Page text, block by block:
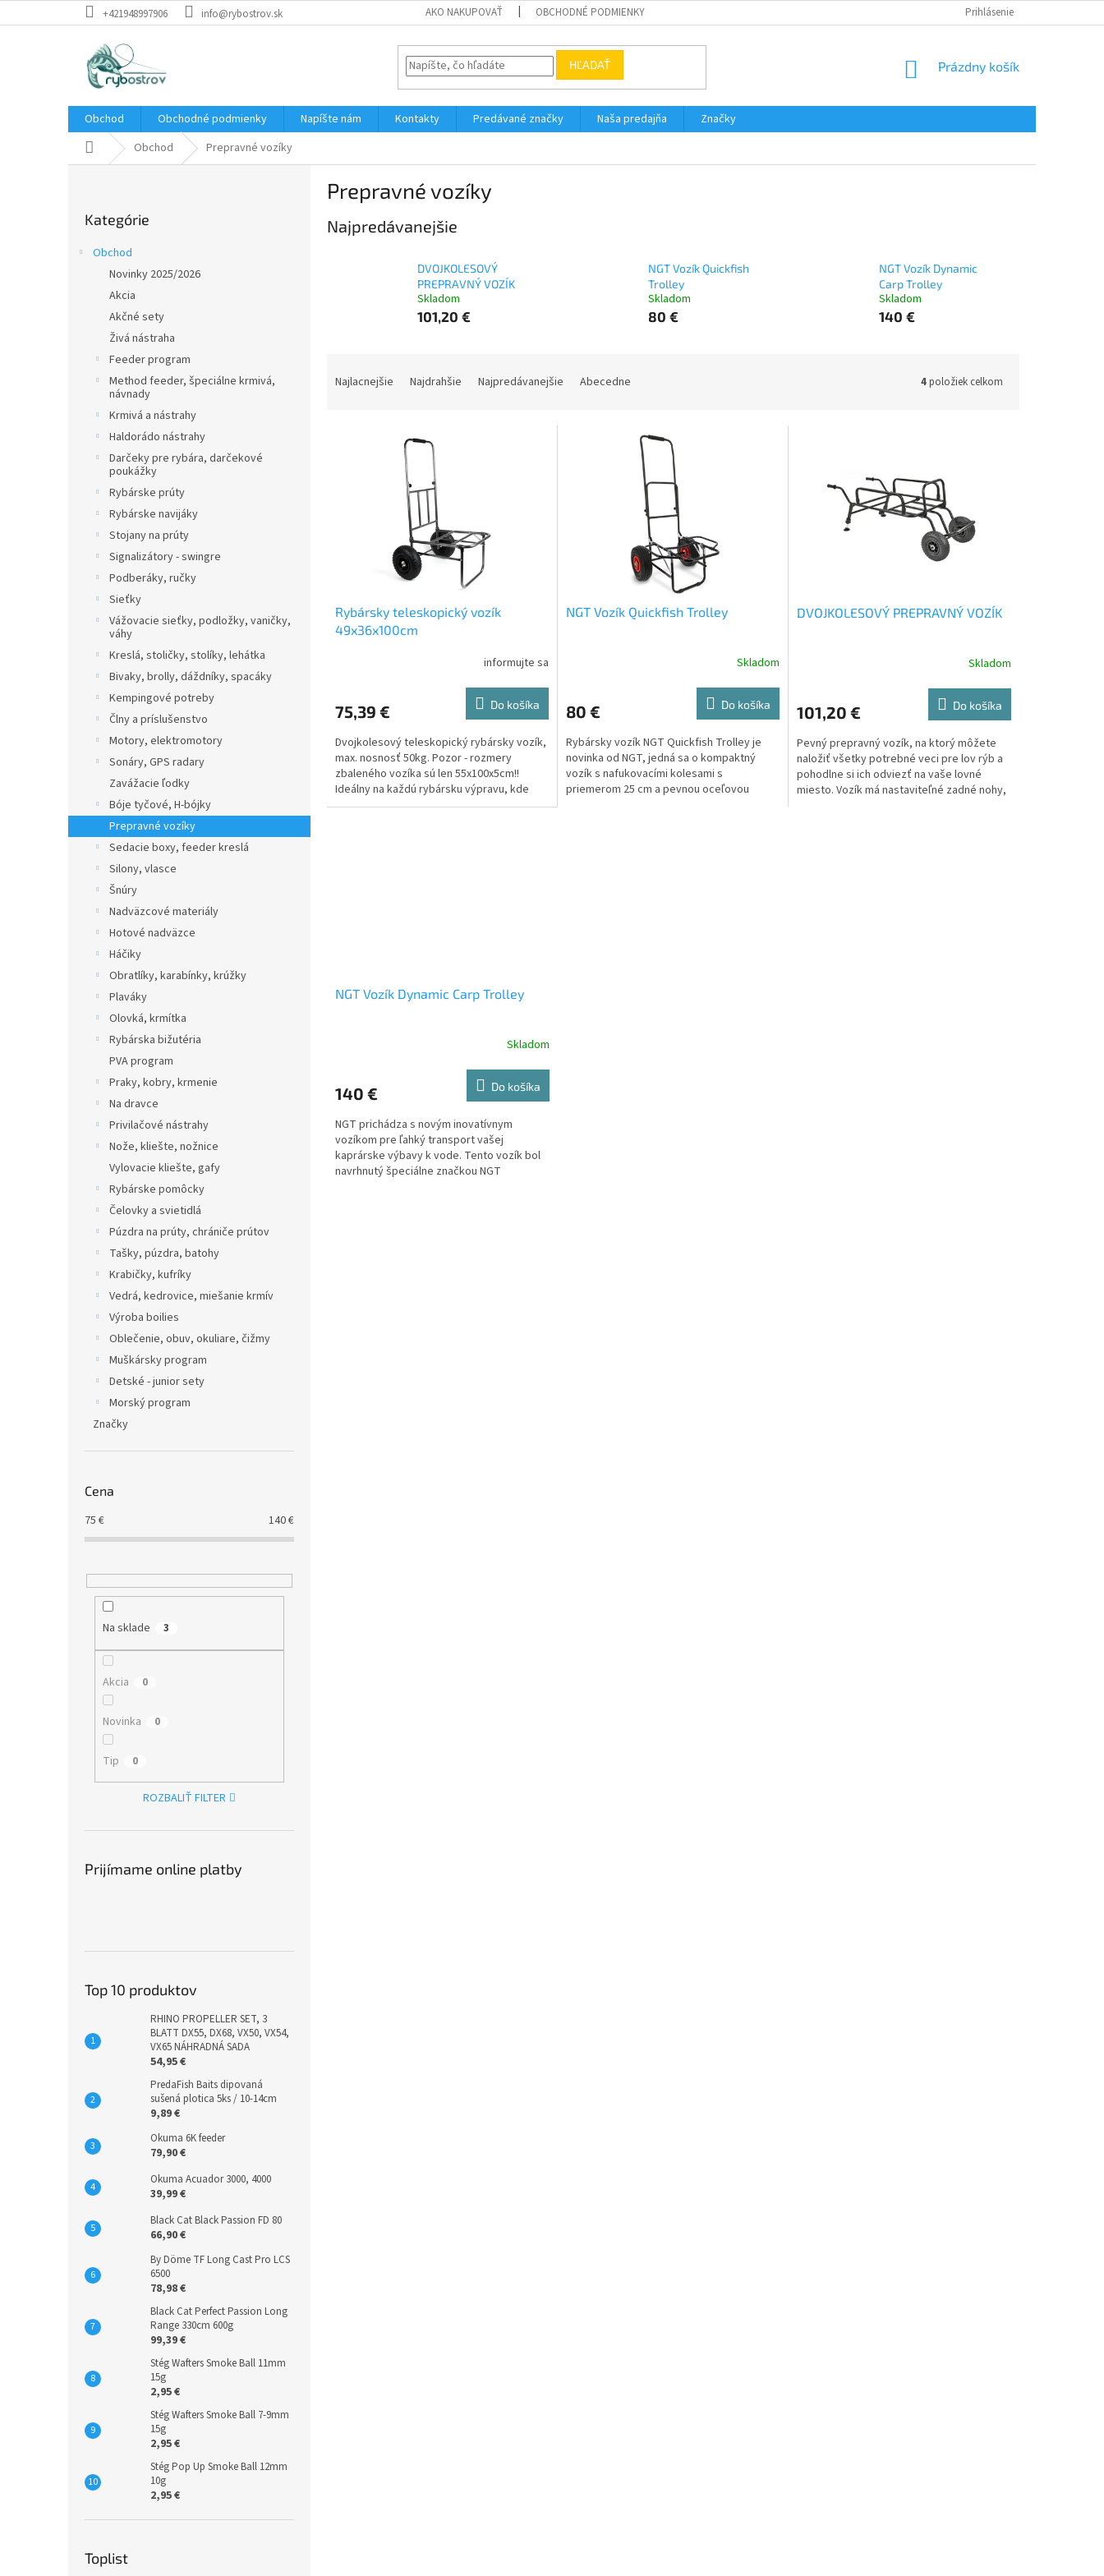
na
+421948997906 info@rybostrov.sk AKO NAKUPOVAŤ OBCHODNÉ PODMIENKY Prihlásenie
HĽADAŤ
NÁKUPNÝ
Prázdny košík
Obchod Obchodné podmienky Napíšte nám Kontakty Predávané značky Naša predajňa
Značky
Domov Obchod Prepravné vozíky
kategórie
Kategórie
Obchod
Novinky 2025/2026
Akcia
Akčné sety
Živá nástraha
Feeder program
Method feeder, špeciálne krmivá,
návnady
Krmivá a nástrahy
Haldorádo nástrahy
Darčeky pre rybára, darčekové
poukážky
Rybárske prúty
Rybárske navijáky
Stojany na prúty
Signalizátory - swingre
Podberáky, ručky
Sieťky
Vážovacie sieťky, podložky, vaničky,
váhy
Kreslá, stoličky, stolíky, lehátka
Bivaky, brolly, dáždníky, spacáky
Kempingové potreby
Člny a príslušenstvo
Motory, elektromotory
Sonáry, GPS radary
Zavážacie ľodky
Bóje tyčové, H-bójky
Prepravné vozíky
Sedacie boxy, feeder kreslá
Silony, vlasce
Šnúry
Nadväzcové materiály
Hotové nadväzce
Háčiky
Obratlíky, karabínky, krúžky
Plaváky
Olovká, krmítka
Rybárska bižutéria
PVA program
Praky, kobry, krmenie
Na dravce
Privilačové nástrahy
Nože, kliešte, nožnice
Vylovacie kliešte, gafy
Rybárske pomôcky
Čelovky a svietidlá
Púzdra na prúty, chrániče prútov
Tašky, púzdra, batohy
Krabičky, kufríky
Vedrá, kedrovice, miešanie krmív
Výroba boilies
Oblečenie, obuv, okuliare, čižmy
Muškársky program
Detské - junior sety
Morský program
Značky
Cena
75 € 140€
Na sklade 3
Akcia 0
Novinka 0
Tip 0
ROZBALIŤ FILTER
Prijímame online platby
Top 10 produktov
RHINO PROPELLER SET, 3
BLATT DX55, DX68, VX50, VX54,
VX65 NÁHRADNÁ SADA
54,95 €
PredaFish Baits dipovaná
sušená plotica 5ks / 10-14cm
9,89 €
Okuma 6K feeder
79,90 €
Okuma Acuador 3000, 4000
39,99 €
Black Cat Black Passion FD 80
66,90 €
By Döme TF Long Cast Pro LCS
6500
78,98 €
Black Cat Perfect Passion Long
Range 330cm 600g
99,39 €
Stég Wafters Smoke Ball 11mm
15g
2,95 €
Stég Wafters Smoke Ball 7-9mm
15g
2,95 €
Stég Pop Up Smoke Ball 12mm
10g
2,95 €
Toplist
Prepravné vozíky
Najpredávanejšie
DVOJKOLESOVÝ
PREPRAVNÝ VOZÍK
Skladom
101,20 €
NGT Vozík Quickfish
Trolley
Skladom
80 €
NGT Vozík Dynamic
Carp Trolley
Skladom
140 €
Najlacnejšie Najdrahšie Najpredávanejšie Abecedne 4položiek celkom
Rybársky teleskopický vozík
49x36x100cm
informujte sa
75,39 € Do košíka
Dvojkolesový teleskopický rybársky vozík,
max. nosnosť 50kg. Pozor - rozmery
zbaleného vozíka sú len 55x100x5cm!!
Ideálny na každú rybársku výpravu, kde
objemnú batožinu...
NGT Vozík Quickfish Trolley
Skladom
80 € Do košíka
Rybársky vozík NGT Quickfish Trolley je
novinka od NGT, jedná sa o kompaktný
vozík s nafukovacími kolesami s
priemerom 25 cm a pevnou oceľovou
DVOJKOLESOVÝ PREPRAVNÝ VOZÍK
Skladom
101,20 € Do košíka
Pevný prepravný vozík, na ktorý môžete
naložiť všetky potrebné veci pre lov rýb a
pohodlne si ich odviezť na vaše lovné
miesto. Vozík má nastaviteľné zadné nohy,
NGT Vozík Dynamic Carp Trolley
Skladom
140 € Do košíka
NGT prichádza s novým inovatívnym
vozíkom pre ľahký transport vašej
kaprárske výbavy k vode. Tento vozík bol
navrhnutý špeciálne značkou NGT